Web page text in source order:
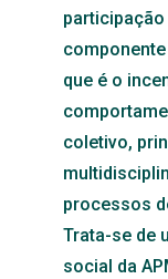
que é o
coletivo,
processos
Trata-se de
social da